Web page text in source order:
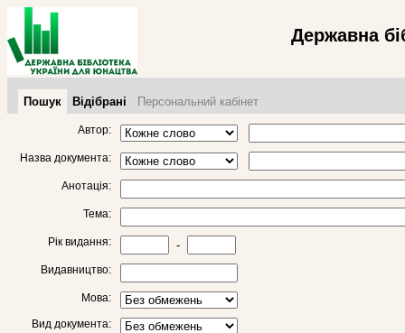
Державна
Пошук Відібрані Персональний кабінет
Автор:
Назва документа:
Анотація:
Тема:
Рік видання: -
Видавництво:
Мова:
Вид документа: